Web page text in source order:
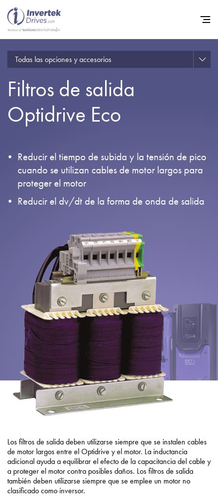
Todas las opciones y accesorios
Filtros de salida
Optidrive Eco
Reducir el tiempo de subida y la tensión de pico
cuando se utilizan cables de motor largos para
proteger el motor
Reducir el dv/dt de la forma de onda de salida
Los filtros de salida deben utilizarse siempre que se instalen cables
de motor largos entre el Optidrive y el motor. La inductancia
adicional ayuda a equilibrar el efecto de la capacitancia del cable y
a proteger el motor contra posibles daños. Los filtros de salida
también deben utilizarse siempre que se emplee un motor no
clasificado como inversor.
Home
Empleo
Contacto
Mapa del sitio
iSource